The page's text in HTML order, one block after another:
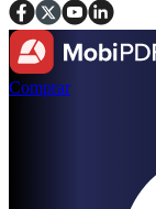
Comprar